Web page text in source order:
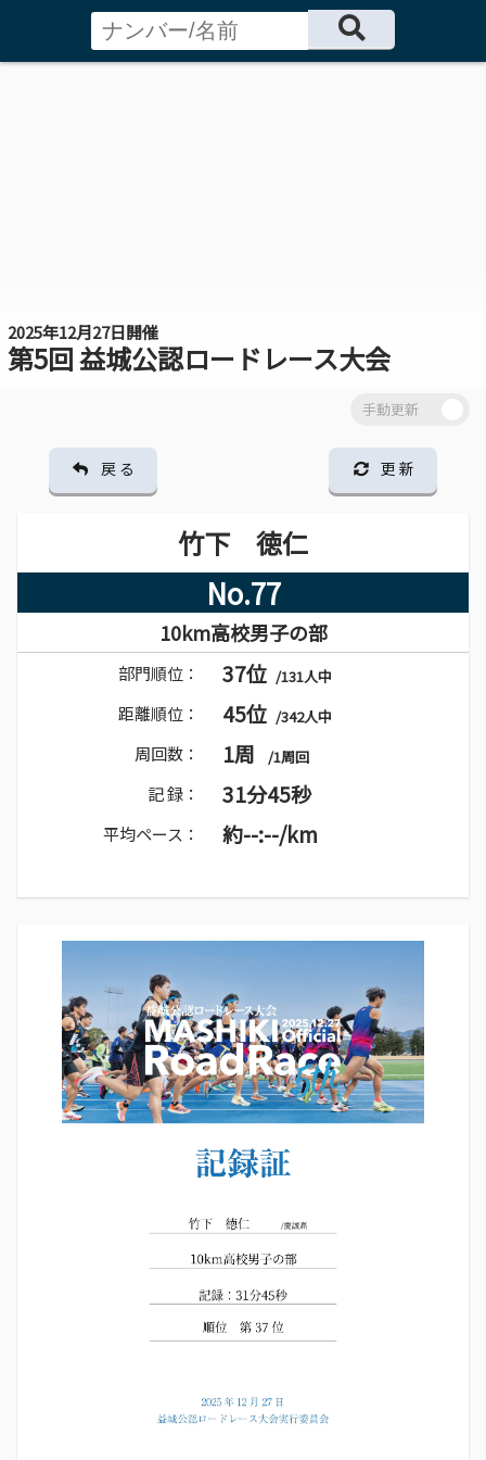
2025年12月27日開催
第5回 益城公認ロードレース大会
戻 る 更 新
竹下 徳仁
No.77
10km高校男子の部
部門順位： 37位 /131人中
距離順位： 45位 /342人中
周回数： 1周 /1周回
記 録： 31分45秒
平均ペース： 約--:--/km